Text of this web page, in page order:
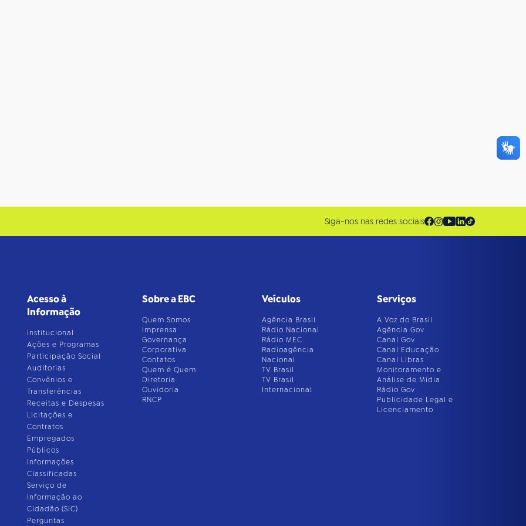
Siga-nos nas redes sociais
Acesso à
Informação
Institucional
Ações e Programas
Participação Social
Auditorias
Convênios e
Transferências
Receitas e Despesas
Licitações e
Contratos
Empregados
Públicos
Informações
Classificadas
Serviço de
Informação ao
Cidadão (SIC)
Perguntas
Sobre a EBC
Quem Somos
Imprensa
Governança
Corporativa
Contatos
Quem é Quem
Diretoria
Ouvidoria
RNCP
Veículos
Agência Brasil
Rádio Nacional
Rádio MEC
Radioagência
Nacional
TV Brasil
TV Brasil
Internacional
Serviços
A Voz do Brasil
Agência Gov
Canal Gov
Canal Educação
Canal Libras
Monitoramento e
Análise de Mídia
Rádio Gov
Publicidade Legal e
Licenciamento